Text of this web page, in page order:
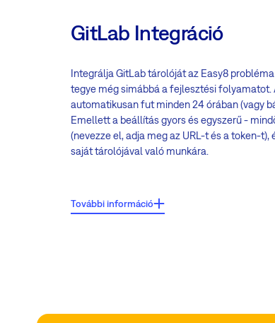
GitLab Integráció
Integrálja GitLab tárolóját az Easy8
tegye még simábbá a fejlesztési folyamatot.
automatikusan fut minden 24 órában (vagy
Emellett a beállítás gyors és egyszerű -
(nevezze el, adja meg az URL-t és a token-t),
saját tárolójával való munkára.
zöld ikon - egyesített és teszt OK
További információ